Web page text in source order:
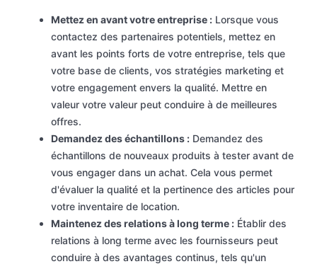
Mettez en avant votre entreprise : Lorsque vous
contactez des partenaires potentiels, mettez en
avant les points forts de votre entreprise, tels que
votre base de clients, vos stratégies marketing et
votre engagement envers la qualité. Mettre en
valeur votre valeur peut conduire à de meilleures
offres.
Demandez des échantillons : Demandez des
échantillons de nouveaux produits à tester avant de
vous engager dans un achat. Cela vous permet
d'évaluer la qualité et la pertinence des articles pour
votre inventaire de location.
Maintenez des relations à long terme : Établir des
relations à long terme avec les fournisseurs peut
conduire à des avantages continus, tels qu'un